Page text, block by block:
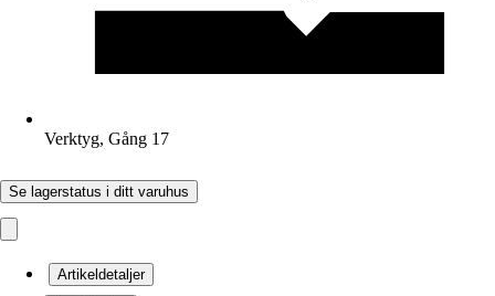
Verktyg, Gång 17
Se lagerstatus i ditt varuhus
Artikeldetaljer